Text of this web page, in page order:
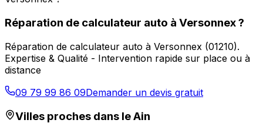
Réparation de calculateur auto à Versonnex?
Réparation de calculateur auto à Versonnex (01210).
Expertise & Qualité - Intervention rapide sur place ou à
distance
09 79 99 86 09Demander un devis gratuit
Villes proches dans leAin